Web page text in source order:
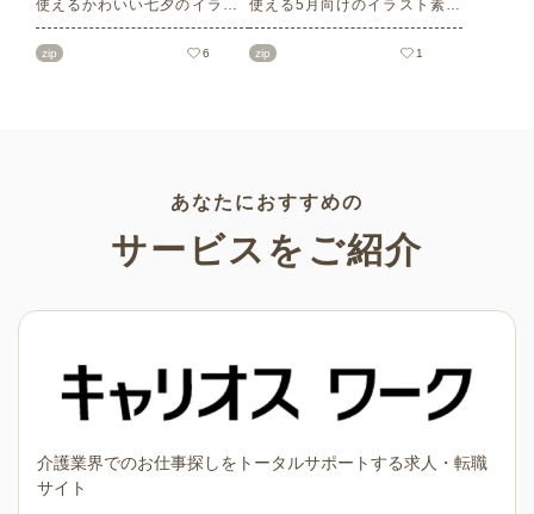
使えるかわいい七夕のイラス
ト素材をご紹介します。短冊
の印刷用テンプレート、飾り
zip 6
使える5月向けのイラスト素材
を多数ご紹介します。商用フ
リーの可愛くておしゃれなイ
なシーンでご活用ください！
zip 1
あなたにおすすめの
サービスをご紹介
介護業界でのお仕事探しをトータルサポートする求人・転職
サイト